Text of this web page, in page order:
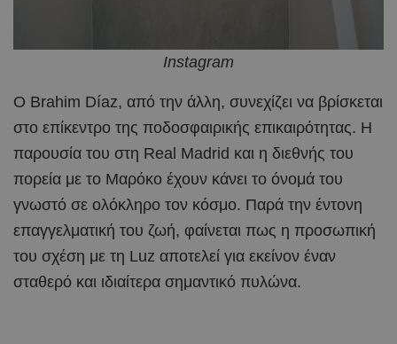
Instagram
Ο Brahim Díaz, από την άλλη, συνεχίζει να βρίσκεται
στο επίκεντρο της ποδοσφαιρικής επικαιρότητας. Η
παρουσία του στη Real Madrid και η διεθνής του
πορεία με το Μαρόκο έχουν κάνει το όνομά του
γνωστό σε ολόκληρο τον κόσμο. Παρά την έντονη
επαγγελματική του ζωή, φαίνεται πως η προσωπική
του σχέση με τη Luz αποτελεί για εκείνον έναν
σταθερό και ιδιαίτερα σημαντικό πυλώνα.